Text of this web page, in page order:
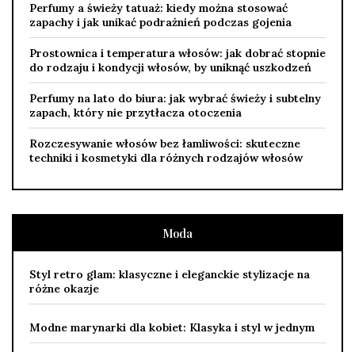
Perfumy a świeży tatuaż: kiedy można stosować
zapachy i jak unikać podrażnień podczas gojenia
Prostownica i temperatura włosów: jak dobrać stopnie
do rodzaju i kondycji włosów, by uniknąć uszkodzeń
Perfumy na lato do biura: jak wybrać świeży i subtelny
zapach, który nie przytłacza otoczenia
Rozczesywanie włosów bez łamliwości: skuteczne
techniki i kosmetyki dla różnych rodzajów włosów
Moda
Styl retro glam: klasyczne i eleganckie stylizacje na
różne okazje
Modne marynarki dla kobiet: Klasyka i styl w jednym